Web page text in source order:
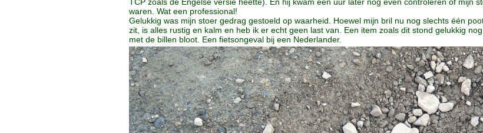
waren. Wat een professional!
Gelukkig was mijn stoer gedrag gestoeld op waarheid. Hoewel mijn bril nu nog slechts één
zit, is alles rustig en kalm en heb ik er echt geen last van. Een item zoals dit stond gelukkig
met de billen bloot. Een fietsongeval bij een Nederlander.